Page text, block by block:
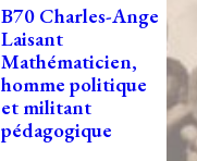
B70 Charles-Ange
Laisant
Mathématicien,
homme politique
et militant
pédagogique